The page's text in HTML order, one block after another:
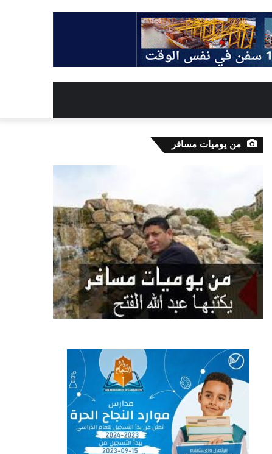
من يوميات مسافر